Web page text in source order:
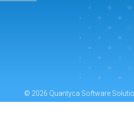
© 2026 Quantyca Software